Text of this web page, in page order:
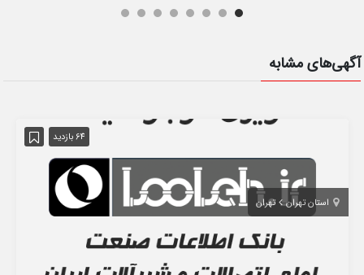
آگهی‌های مشابه
64 بازدید
استان تهران تهران